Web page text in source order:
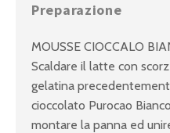
Preparazione
MOUSSE CIOCCALO
Scaldare il latte con
gelatina
cioccolato Purocao
montare la panna ed